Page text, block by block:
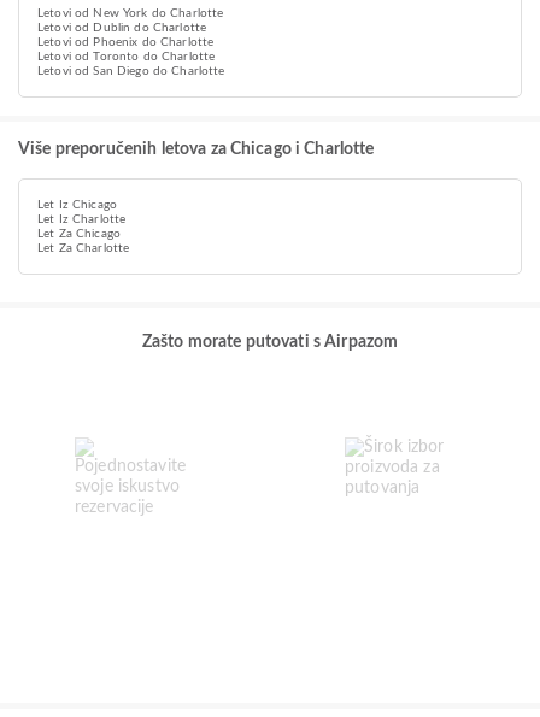
Letovi od New York do Charlotte
Letovi od Dublin do Charlotte
Letovi od Phoenix do Charlotte
Letovi od Toronto do Charlotte
Letovi od San Diego do Charlotte
Više preporučenih letova za Chicago i Charlotte
Let Iz Chicago
Let Iz Charlotte
Let Za Chicago
Let Za Charlotte
Zašto morate putovati s Airpazom